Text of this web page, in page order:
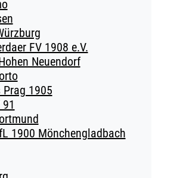
FV 1908 e.V.
Neuendorf
Prag 1905
1900 Mönchengladbach